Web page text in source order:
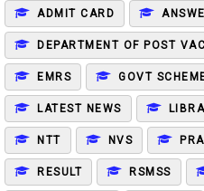
ADMIT CARD
DEPARTMENT OF POST
EMRS GOVT
LATEST NEWS
NTT NVS
RESULT RSMSS